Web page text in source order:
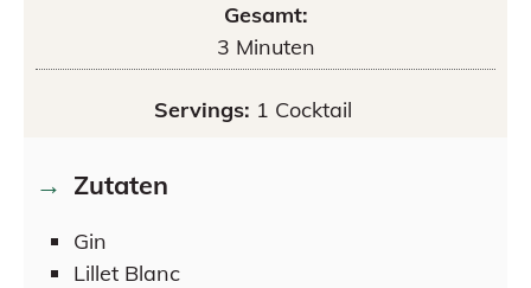
Gesamt:
3 Minuten
Servings: 1 Cocktail
Zutaten
Gin
Lillet Blanc